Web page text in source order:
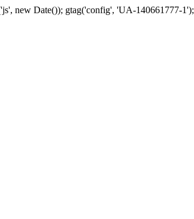
new Date()); gtag('config', 'UA-140661777-1');